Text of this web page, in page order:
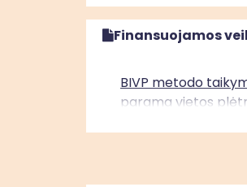
Finansuojamos
BIVP metodo
parama vietos